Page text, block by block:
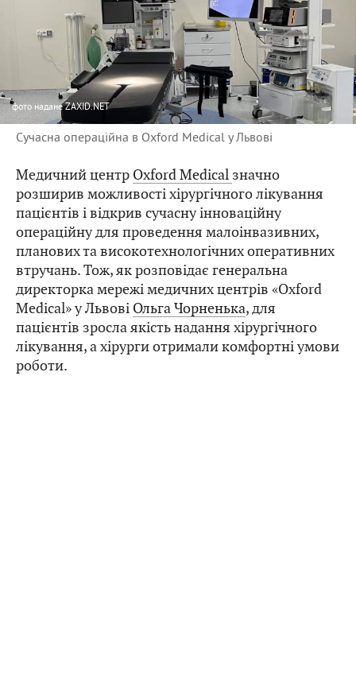
фото надане ZAXID.NET
Сучасна операційна в Oxford Medical у Львові
Медичний центр Oxford Medical значно
розширив можливості хірургічного лікування
пацієнтів і відкрив сучасну інноваційну
операційну для проведення малоінвазивних,
планових та високотехнологічних оперативних
втручань. Тож, як розповідає генеральна
директорка мережі медичних центрів «Oxford
Medical» у Львові Ольга Чорненька, для
пацієнтів зросла якість надання хірургічного
лікування, а хірурги отримали комфортні умови
роботи.